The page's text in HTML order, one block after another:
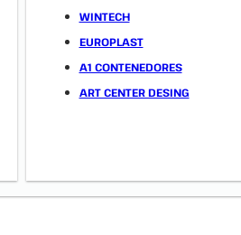
WINTECH
EUROPLAST
A1 CONTENEDORES
ART CENTER DESING